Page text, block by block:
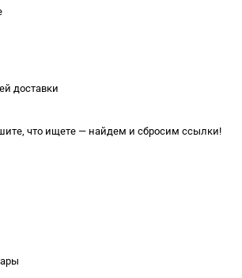
доставки
что ищете — найдем и сбросим ссылки!